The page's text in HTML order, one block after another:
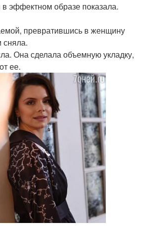
эффектном образе показала.
превратившись в женщину
сняла.
Она сделала объемную укладку,
ее.